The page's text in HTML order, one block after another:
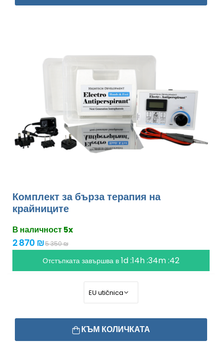
Комплект за бърза терапия на
крайниците
В наличност 5x
2 870 ₪5 350 ₪
Отстъпката завършва в1d :14h :34m :41
КЪМ КОЛИЧКАТА